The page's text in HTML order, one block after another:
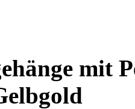
mit